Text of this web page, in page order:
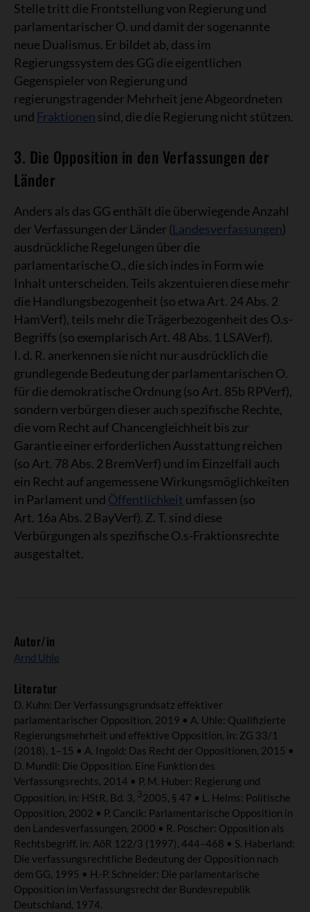
Stelle tritt die Frontstellung von Regierung und
parlamentarischer O. und damit der sogenannte
neue Dualismus. Er bildet ab, dass im
Regierungssystem des GG die eigentlichen
Gegenspieler von Regierung und
regierungstragender Mehrheit jene Abgeordneten
und Fraktionen sind, die die Regierung nicht stützen.
3. Die Opposition in den Verfassungen der
Länder
Anders als das GG enthält die überwiegende Anzahl
der Verfassungen der Länder (Landesverfassungen)
ausdrückliche Regelungen über die
parlamentarische O., die sich indes in Form wie
Inhalt unterscheiden. Teils akzentuieren diese mehr
die Handlungsbezogenheit (so etwa Art. 24 Abs. 2
HamVerf), teils mehr die Trägerbezogenheit des O.s-
Begriffs (so exemplarisch Art. 48 Abs. 1 LSAVerf).
I. d. R. anerkennen sie nicht nur ausdrücklich die
grundlegende Bedeutung der parlamentarischen O.
für die demokratische Ordnung (so Art. 85b RPVerf),
sondern verbürgen dieser auch spezifische Rechte,
die vom Recht auf Chancengleichheit bis zur
Garantie einer erforderlichen Ausstattung reichen
(so Art. 78 Abs. 2 BremVerf) und im Einzelfall auch
ein Recht auf angemessene Wirkungsmöglichkeiten
in Parlament und Öffentlichkeit umfassen (so
Art. 16a Abs. 2 BayVerf). Z. T. sind diese
Verbürgungen als spezifische O.s-Fraktionsrechte
ausgestaltet.
Autor/in
Arnd Uhle
Literatur
D. Kuhn: Der Verfassungsgrundsatz effektiver
parlamentarischer Opposition, 2019 • A. Uhle: Qualifizierte
Regierungsmehrheit und effektive Opposition, in: ZG 33/1
(2018), 1–15 • A. Ingold: Das Recht der Oppositionen, 2015 •
D. Mundil: Die Opposition. Eine Funktion des
Verfassungsrechts, 2014 • P. M. Huber: Regierung und
Opposition, in: HStR, Bd. 3, 32005, § 47 • L. Helms: Politische
Opposition, 2002 • P. Cancik: Parlamentarische Opposition in
den Landesverfassungen, 2000 • R. Poscher: Opposition als
Rechtsbegriff, in: AöR 122/3 (1997), 444–468 • S. Haberland:
Die verfassungsrechtliche Bedeutung der Opposition nach
dem GG, 1995 • H.-P. Schneider: Die parlamentarische
Opposition im Verfassungsrecht der Bundesrepublik
Deutschland, 1974.